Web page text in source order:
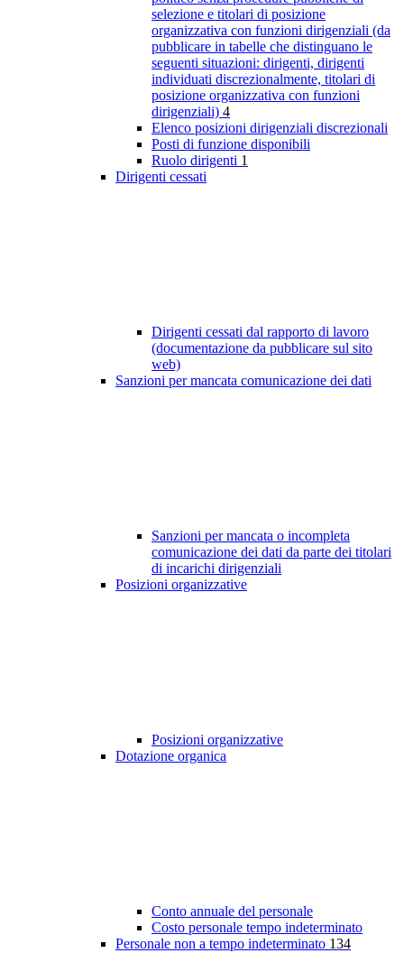
selezione e titolari di posizione
organizzativa con funzioni dirigenziali (da
pubblicare in tabelle che distinguano le
seguenti situazioni: dirigenti, dirigenti
individuati discrezionalmente, titolari di
posizione organizzativa con funzioni
dirigenziali) 4
Elenco posizioni dirigenziali discrezionali
Posti di funzione disponibili
Ruolo dirigenti 1
Dirigenti cessati
Dirigenti cessati dal rapporto di lavoro
(documentazione da pubblicare sul sito
web)
Sanzioni per mancata comunicazione dei dati
Sanzioni per mancata o incompleta
comunicazione dei dati da parte dei titolari
di incarichi dirigenziali
Posizioni organizzative
Posizioni organizzative
Dotazione organica
Conto annuale del personale
Costo personale tempo indeterminato
Personale non a tempo indeterminato 134